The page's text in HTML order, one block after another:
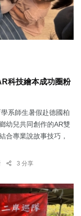
科技繪本成功圈粉
系師生暑假赴德國柏
幼兒共同創作的AR雙
合專業說故事技巧，
3 分享